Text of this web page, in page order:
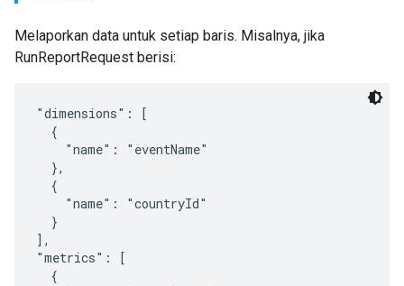
Melaporkan data untuk setiap baris. Misalnya, jika
RunReportRequest berisi:
"dimensions": [
  {
    "name": "eventName"
  },
  {
    "name": "countryId"
  }
],
"metrics": [
  {